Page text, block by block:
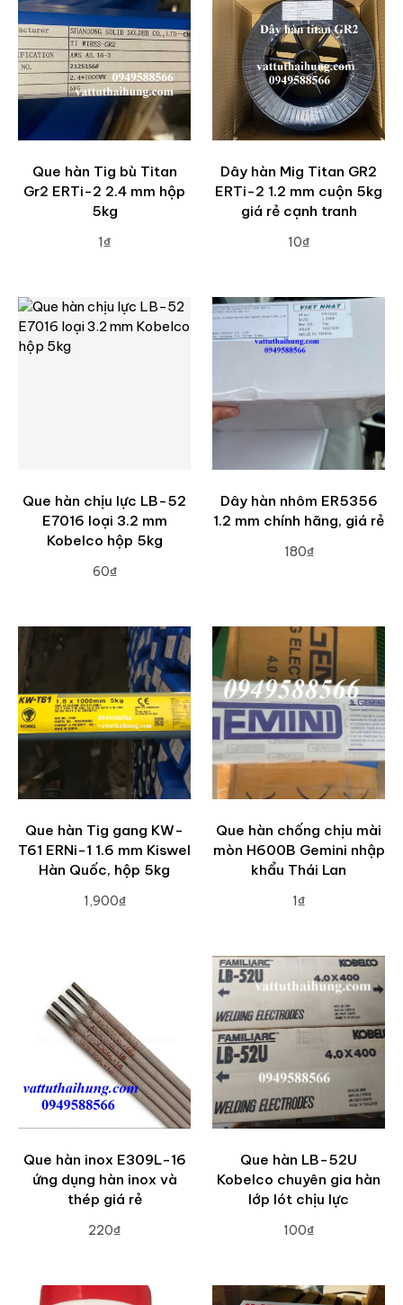
Que hàn Tig bù Titan
Gr2 ERTi-2 2.4 mm hộp
5kg
1₫
Dây hàn Mig Titan GR2
ERTi-2 1.2 mm cuộn 5kg
giá rẻ cạnh tranh
10₫
Que hàn chịu lực LB-52
E7016 loại 3.2 mm
Kobelco hộp 5kg
60₫
Dây hàn nhôm ER5356
1.2 mm chính hãng, giá rẻ
180₫
Que hàn Tig gang KW-
T61 ERNi-1 1.6 mm Kiswel
Hàn Quốc, hộp 5kg
1,900₫
Que hàn chống chịu mài
mòn H600B Gemini nhập
khẩu Thái Lan
1₫
Que hàn inox E309L-16
ứng dụng hàn inox và
thép giá rẻ
220₫
Que hàn LB-52U
Kobelco chuyên gia hàn
lớp lót chịu lực
100₫